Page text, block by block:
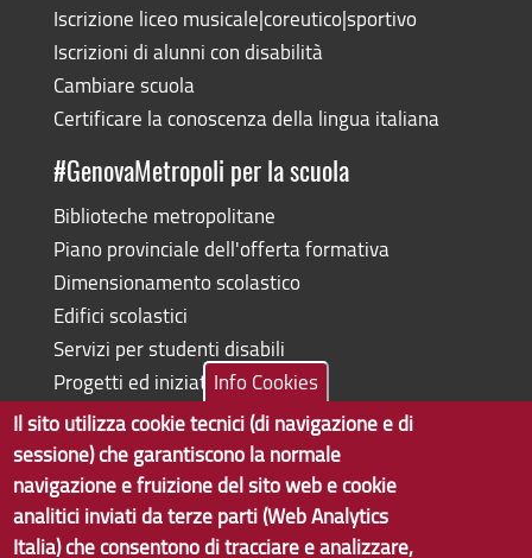
Iscrizione liceo musicale|coreutico|sportivo
Iscrizioni di alunni con disabilità
Cambiare scuola
Certificare la conoscenza della lingua italiana
#GenovaMetropoli per la scuola
Biblioteche metropolitane
Piano provinciale dell'offerta formativa
Dimensionamento scolastico
Edifici scolastici
Servizi per studenti disabili
Progetti ed iniziative
Copyright © 2017 Città metropolitana di Genova | CF:
80007350103
Info Cookies
Il sito utilizza cookie tecnici (di navigazione e di
sessione) che garantiscono la normale
navigazione e fruizione del sito web e cookie
analitici inviati da terze parti (Web Analytics
Italia) che consentono di tracciare e analizzare,